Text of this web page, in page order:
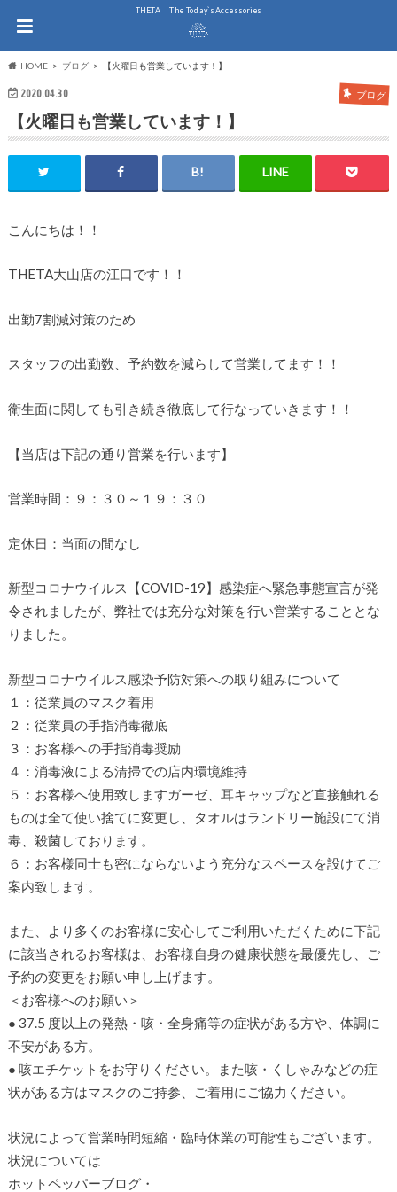
THE.TA The Today`s Accessories
HOME ブログ 【火曜日も営業しています！】
2020.04.30 ブログ
【火曜日も営業しています！】
こんにちは！！
THETA大山店の江口です！！
出勤7割減対策のため
スタッフの出勤数、予約数を減らして営業してます！！
衛生面に関しても引き続き徹底して行なっていきます！！
【当店は下記の通り営業を行います】
営業時間：９：３０～１９：３０
定休日：当面の間なし
新型コロナウイルス【COVID-19】感染症へ緊急事態宣言が発
令されましたが、弊社では充分な対策を行い営業することとな
りました。
新型コロナウイルス感染予防対策への取り組みについて
１：従業員のマスク着用
２：従業員の手指消毒徹底
３：お客様への手指消毒奨励
４：消毒液による清掃での店内環境維持
５：お客様へ使用致しますガーゼ、耳キャップなど直接触れる
ものは全て使い捨てに変更し、タオルはランドリー施設にて消
毒、殺菌しております。
６：お客様同士も密にならないよう充分なスペースを設けてご
案内致します。
また、より多くのお客様に安心してご利用いただくために下記
に該当されるお客様は、お客様自身の健康状態を最優先し、ご
予約の変更をお願い申し上げます。
＜お客様へのお願い＞
● 37.5 度以上の発熱・咳・全身痛等の症状がある方や、体調に
不安がある方。
● 咳エチケットをお守りください。また咳・くしゃみなどの症
状がある方はマスクのご持参、ご着用にご協力ください。
状況によって営業時間短縮・臨時休業の可能性もございます。
状況については
ホットペッパーブログ・